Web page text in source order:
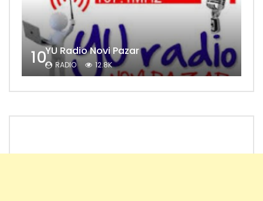
10YU Radio Novi Pazar
RADIO 12.8K